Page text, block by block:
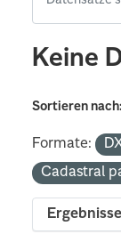
Keine
Sortieren nach
Formate:
Cadastral